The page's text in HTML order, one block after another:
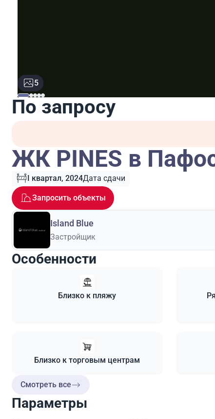
5
По запросу
ЖК PINES в
I квартал, 2024Дата сдачи
Запросить объекты
Island Blue
Застройщик
Особенности
Близко к пляжу
Близко к торговым центрам
Смотреть все
Параметры